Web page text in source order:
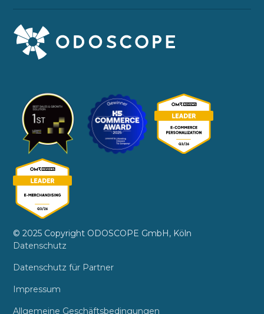
© 2025 Copyright ODOSCOPE GmbH, Köln
Datenschutz
Datenschutz für Partner
Impressum
Allgemeine Geschäftsbedingungen